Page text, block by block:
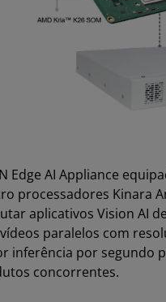
Edge AI Appliance
processadores Kinara
aplicativos Vision AI
paralelos com
inferência por segundo
concorrentes.